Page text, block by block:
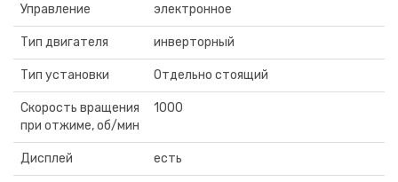
Управление электронное
Тип двигателя инверторный
Тип установки Отдельно стоящий
Скорость вращения
при отжиме, об/мин
1000
Дисплей есть